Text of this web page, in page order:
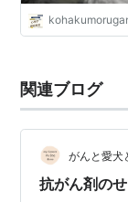
関連ブログ
がんと愛犬
抗がん剤の